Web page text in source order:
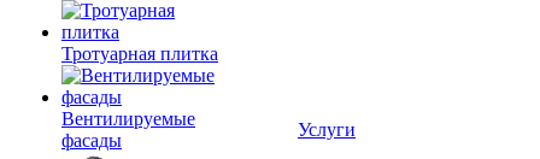
Тротуарная плитка
Вентилируемые
фасады
Услуги